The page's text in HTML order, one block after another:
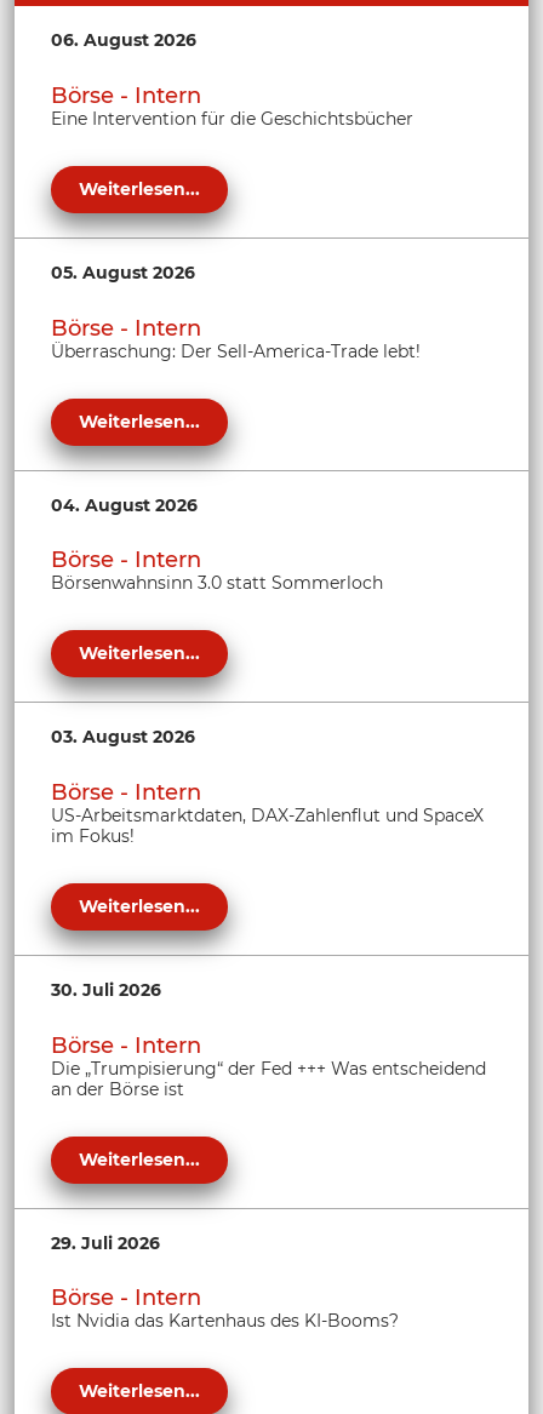
06. August 2026
Börse - Intern
Eine Intervention für die Geschichtsbücher
Weiterlesen...
05. August 2026
Börse - Intern
Überraschung: Der Sell-America-Trade lebt!
Weiterlesen...
04. August 2026
Börse - Intern
Börsenwahnsinn 3.0 statt Sommerloch
Weiterlesen...
03. August 2026
Börse - Intern
US-Arbeitsmarktdaten, DAX-Zahlenflut und SpaceX
im Fokus!
Weiterlesen...
30. Juli 2026
Börse - Intern
Die „Trumpisierung“ der Fed +++ Was entscheidend
an der Börse ist
Weiterlesen...
29. Juli 2026
Börse - Intern
Ist Nvidia das Kartenhaus des KI-Booms?
Weiterlesen...